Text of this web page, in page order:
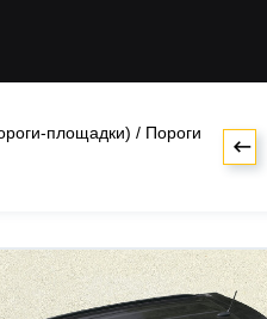
площадки) / Пороги